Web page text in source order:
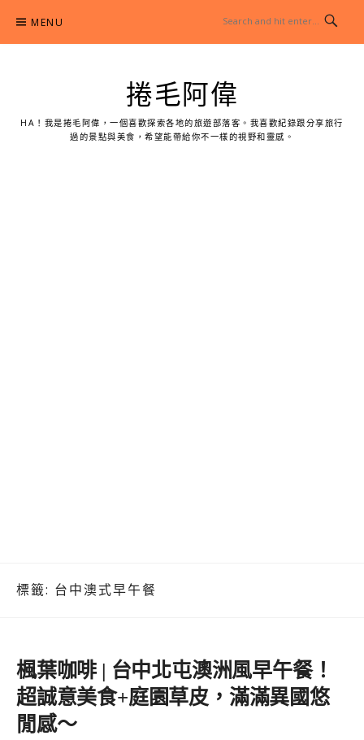
content
MENU
捲毛阿偉
HA！我是捲毛阿偉，一個喜歡探索各地的旅遊部落客。我喜歡紀錄跟分享旅行
過的景點與美食，希望能帶給你不一樣的視野和靈感。
標籤: 台中澳式早午餐
楓葉咖啡 | 台中北屯澳洲風早午餐！
超誠意美食+庭園草皮，滿滿異國悠
閒感～